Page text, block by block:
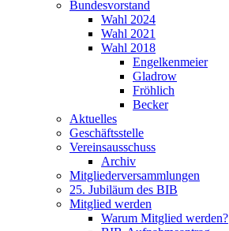
Bundesvorstand
Wahl 2024
Wahl 2021
Wahl 2018
Engelkenmeier
Gladrow
Fröhlich
Becker
Aktuelles
Geschäftsstelle
Vereinsausschuss
Archiv
Mitgliederversammlungen
25. Jubiläum des BIB
Mitglied werden
Warum Mitglied werden?